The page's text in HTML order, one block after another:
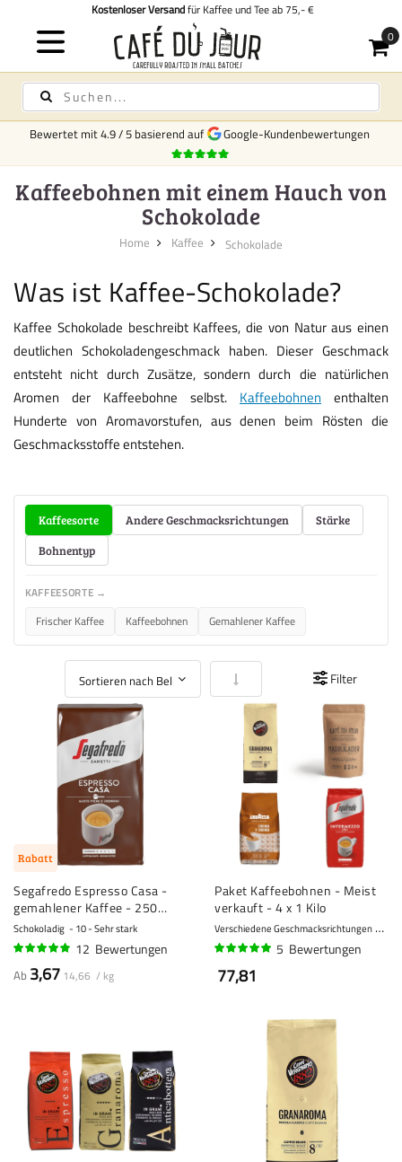
Kostenloser Versandfür Kaffee und Tee ab 75,- €
Bewertet mit4.9/5 basierend auf Google-Kundenbewertungen
Kaffeebohnen mit einem Hauch von
Schokolade
Home Kaffee Schokolade
Was ist Kaffee-Schokolade?
Kaffee Schokolade beschreibt Kaffees, die von Natur aus einen
deutlichen Schokoladengeschmack haben. Dieser Geschmack
entsteht nicht durch Zusätze, sondern durch die natürlichen
Aromen der Kaffeebohne selbst. Kaffeebohnen enthalten
Hunderte von Aromavorstufen, aus denen beim Rösten die
Geschmacksstoffe entstehen.
Kaffeesorte Andere Geschmacksrichtungen
Stärke
Bohnentyp
KAFFEESORTE →
Frischer Kaffee Kaffeebohnen Gemahlener Kaffee
In aufsteigender Reihenfolge
Filter
Rabatt
Segafredo Espresso Casa -
gemahlener Kaffee - 250
Gramm
Schokoladig 10 - Sehr stark
12 Bewertungen
Ab 3,67 14,66 / kg
Paket Kaffeebohnen - Meist
verkauft - 4 x 1 Kilo
Verschiedene Geschmacksrichtungen 10 -
5 Bewertungen
77,81